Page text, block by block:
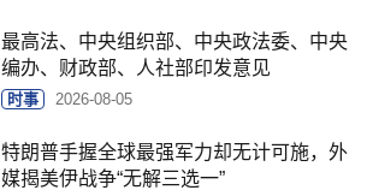
最高法、中央组织部、中央政法委、中央
编办、财政部、人社部印发意见
时事 2026-08-05
特朗普手握全球最强军力却无计可施，外
媒揭美伊战争“无解三选一”